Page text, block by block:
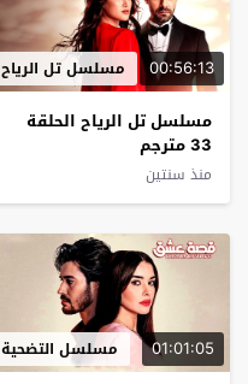
00:56:13 مسلسل تل الرياح
مسلسل تل الرياح الحلقة
33 مترجم
منذ سنتين
01:01:05 مسلسل التضحية